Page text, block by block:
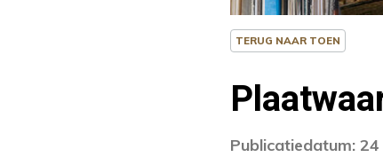
TERUG NAAR TOEN
Publicatiedatum: